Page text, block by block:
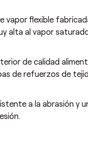
vapor flexible
alta al vapor
de calidad
de refuerzos de
a la abrasión y